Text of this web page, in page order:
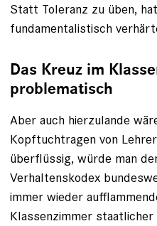
Statt Toleranz zu üben,
fundamentalistisch
Das Kreuz im
problematisch
Aber auch hierzulande
Kopftuchtragen von
überflüssig, würde man
Verhaltenskodex
immer wieder
Klassenzimmer